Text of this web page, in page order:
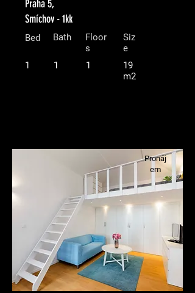
Praha 5,
Smíchov - 1kk
Bed
1
Bath
1
Floor
s
1
Siz
e
19
m2
Pronáj
em